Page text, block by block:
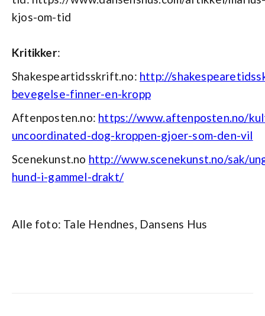
kjos-om-tid
Kritikker:
Shakespeartidsskrift.no: http://
bevegelse-finner-en-kropp‍
Aftenposten.no: https://www.aftenposten.no/
uncoordinated-dog-kroppen-gjoer-som-den-vil‍
Scenekunst.no http://www.scenekunst.no/sak/
hund-i-gammel-drakt/
Alle foto: Tale Hendnes, Dansens Hus